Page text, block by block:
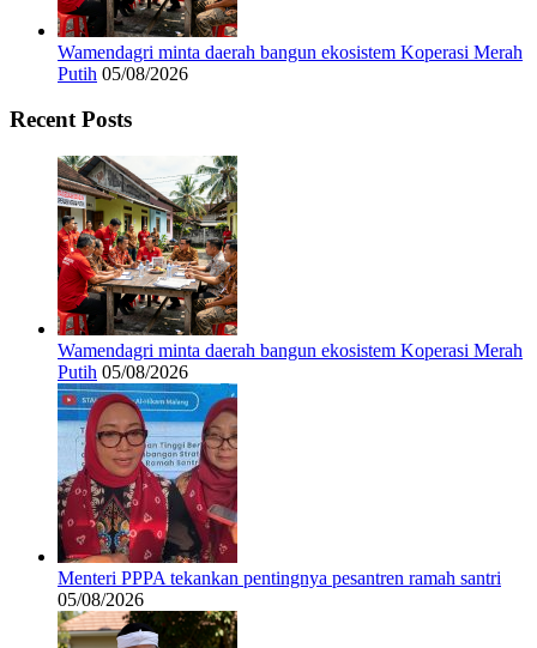
Wamendagri minta daerah bangun ekosistem Koperasi Merah
Putih 05/08/2026
Recent Posts
Wamendagri minta daerah bangun ekosistem Koperasi Merah
Putih 05/08/2026
Menteri PPPA tekankan pentingnya pesantren ramah santri
05/08/2026